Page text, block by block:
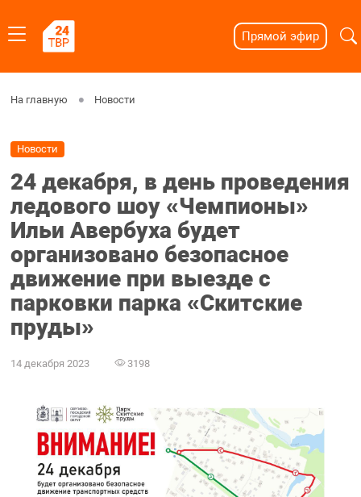
Прямой эфир
На главную Новости
Новости
24 декабря, в день проведения
ледового шоу «Чемпионы»
Ильи Авербуха будет
организовано безопасное
движение при выезде с
парковки парка «Скитские
пруды»
14 декабря 2023 3198